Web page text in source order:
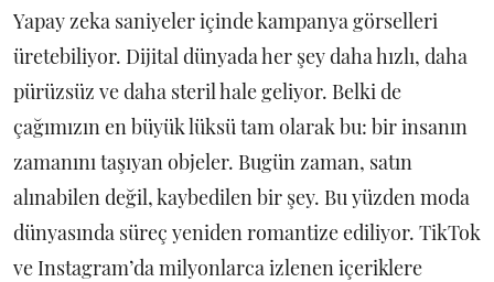
Yapay zeka saniyeler içinde kampanya görselleri
üretebiliyor. Dijital dünyada her şey daha hızlı, daha
pürüzsüz ve daha steril hale geliyor. Belki de
çağımızın en büyük lüksü tam olarak bu: bir insanın
zamanını taşıyan objeler. Bugün zaman, satın
alınabilen değil, kaybedilen bir şey. Bu yüzden moda
dünyasında süreç yeniden romantize ediliyor. TikTok
ve Instagram’da milyonlarca izlenen içeriklere